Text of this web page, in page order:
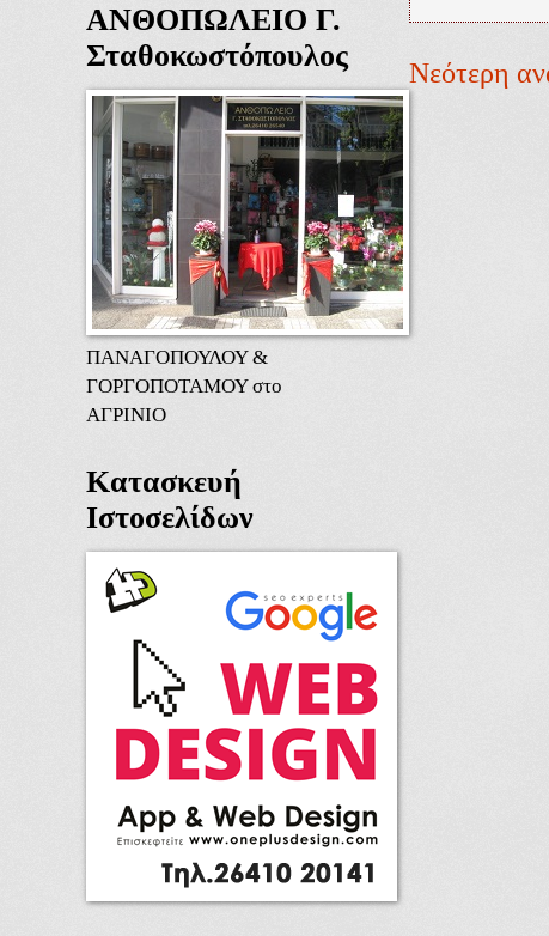
Νεότερη
ΑΝΘΟΠΩΛΕΙΟ Γ.
Σταθοκωστόπουλος
ΠΑΝΑΓΟΠΟΥΛΟΥ &
ΓΟΡΓΟΠΟΤΑΜΟΥ στο
ΑΓΡΙΝΙΟ
Κατασκευή
Ιστοσελίδων